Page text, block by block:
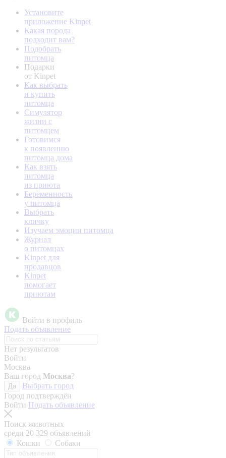
Установите
приложение Kinpet
Какая порода
подходит вам?
Подобрать
питомца
Подарки
от Kinpet
Как выбрать
и купить
питомца
Симулятор
жизни с
питомцем
Готовимся
к появлению
питомца дома
Как взять
питомца
из приюта
Беременность
у питомца
Выбрать
кличку
Изучаем эмоции питомца
Журнал
о питомцах
Kinpet для
продавцов
Kinpet
помогает
приютам
Войти в профиль
Подать объявление
Нет результатов
Войти
Москва
Ваш город Москва?
Да
Выбрать город
Город подтверждён
Войти Подать объявление
Поиск животных
среди 20 329 объявлений
Кошки
Собаки